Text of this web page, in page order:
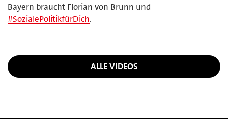
Bayern braucht Florian von Brunn und
#SozialePolitikfürDich.
ALLE VIDEOS